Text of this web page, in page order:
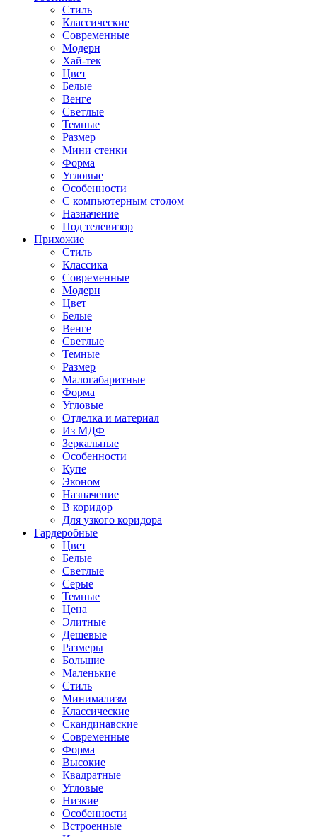
Стиль
Классические
Современные
Модерн
Хай-тек
Цвет
Белые
Венге
Светлые
Темные
Размер
Мини стенки
Форма
Угловые
Особенности
С компьютерным столом
Назначение
Под телевизор
Прихожие
Стиль
Классика
Современные
Модерн
Цвет
Белые
Венге
Светлые
Темные
Размер
Малогабаритные
Форма
Угловые
Отделка и материал
Из МДФ
Зеркальные
Особенности
Купе
Эконом
Назначение
В коридор
Для узкого коридора
Гардеробные
Цвет
Белые
Светлые
Серые
Темные
Цена
Элитные
Дешевые
Размеры
Большие
Маленькие
Стиль
Минимализм
Классические
Скандинавские
Современные
Форма
Высокие
Квадратные
Угловые
Низкие
Особенности
Встроенные